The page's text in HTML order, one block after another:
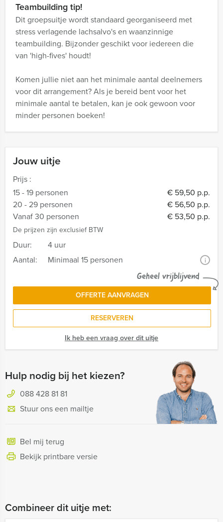
Jouw uitje
Prijs :
15 - 19 personen
€ 59,50 p.p.
20 - 29 personen
€ 56,50 p.p.
Vanaf 30 personen
€ 53,50 p.p.
De prijzen zijn exclusief BTW
Duur:
4 uur
Aantal:
Minimaal 15 personen i
Geheel vrijblijvend
OFFERTE AANVRAGEN
RESERVEREN
Ik heb een vraag over dit uitje
Hulp nodig bij het kiezen?
088 428 81 81
Stuur ons een mailtje
Bel mij terug
Bekijk printbare versie
Teambuilding tip!
Dit groepsuitje wordt standaard georganiseerd met
stress verlagende lachsalvo's en waanzinnige
teambuilding. Bijzonder geschikt voor iedereen die
van 'high-fives' houdt!
Komen jullie niet aan het minimale aantal deelnemers
voor dit arrangement? Als je bereid bent voor het
minimale aantal te betalen, kan je ook gewoon voor
minder personen boeken!
Combineer dit uitje met: